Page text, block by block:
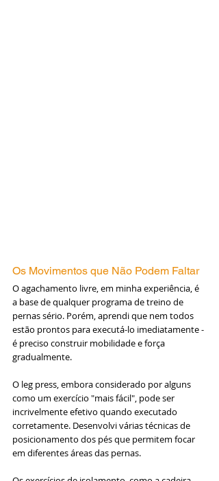
Os Movimentos que Não Podem Faltar
O agachamento livre, em minha experiência, é
a base de qualquer programa de treino de
pernas sério. Porém, aprendi que nem todos
estão prontos para executá-lo imediatamente -
é preciso construir mobilidade e força
gradualmente.
O leg press, embora considerado por alguns
como um exercício "mais fácil", pode ser
incrivelmente efetivo quando executado
corretamente. Desenvolvi várias técnicas de
posicionamento dos pés que permitem focar
em diferentes áreas das pernas.